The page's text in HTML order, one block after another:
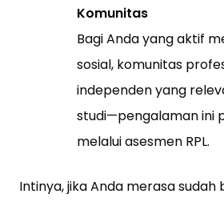
Komunitas
Bagi Anda yang aktif
sosial, komunitas
independen yang
studi—pengalaman ini
melalui asesmen RPL.
Intinya, jika Anda merasa